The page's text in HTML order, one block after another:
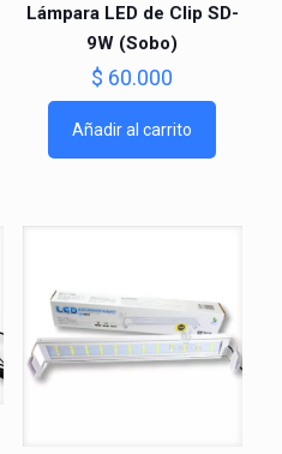
Lámpara LED de Clip SD-
9W (Sobo)
$ 60.000
Añadir al carrito